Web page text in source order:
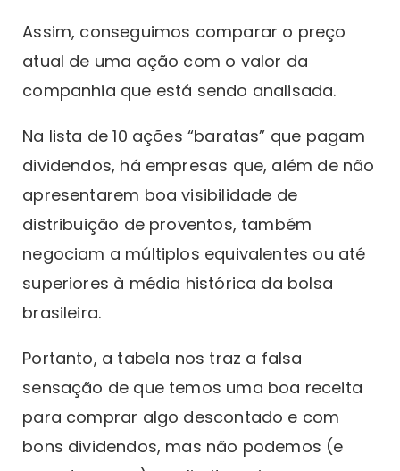
Assim, conseguimos comparar o preço
atual de uma ação com o valor da
companhia que está sendo analisada.
Na lista de 10 ações “baratas” que pagam
dividendos, há empresas que, além de não
apresentarem boa visibilidade de
distribuição de proventos, também
negociam a múltiplos equivalentes ou até
superiores à média histórica da bolsa
brasileira.
Portanto, a tabela nos traz a falsa
sensação de que temos uma boa receita
para comprar algo descontado e com
bons dividendos, mas não podemos (e